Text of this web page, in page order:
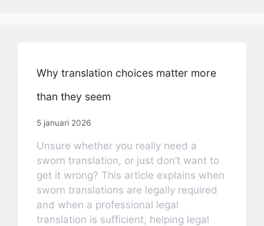
Why translation choices matter more
than they seem
5 januari 2026
Unsure whether you really need a
sworn translation, or just don’t want to
get it wrong? This article explains when
sworn translations are legally required
and when a professional legal
translation is sufficient, helping legal